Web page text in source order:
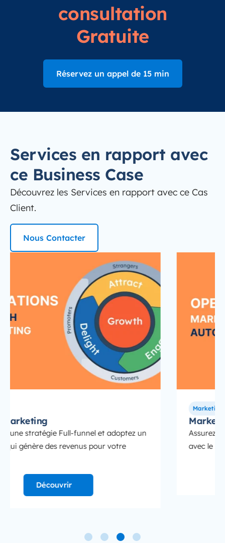
consultation
Gratuite
Réservez un appel de 15 min
Services en rapport avec
ce Business Case
Découvrez les Services en rapport avec ce Cas
Client.
Nous Contacter
Marketing Automation
Assurez votre projet de Marketing Automation
avec le partenaire HubSpot n°1 en Belgique.
Découvrir